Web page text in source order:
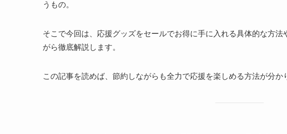
うもの。
そこで今回は、応援グッズをセールでお得に手に入れる具体的な方
がら徹底解説します。
この記事を読めば、節約しながらも全力で応援を楽しめる方法が分か